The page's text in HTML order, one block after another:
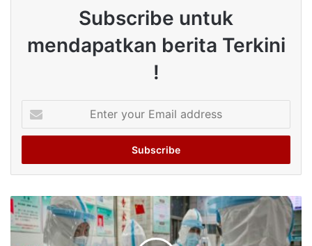
Subscribe untuk
mendapatkan berita Terkini
!
your
Email